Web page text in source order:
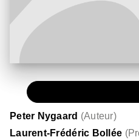
Peter Nygaard (Auteur)
Laurent-Frédéric Bollée (